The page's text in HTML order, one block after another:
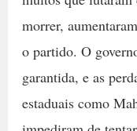
morrer,
o partido. O
garantida, e as
estaduais como